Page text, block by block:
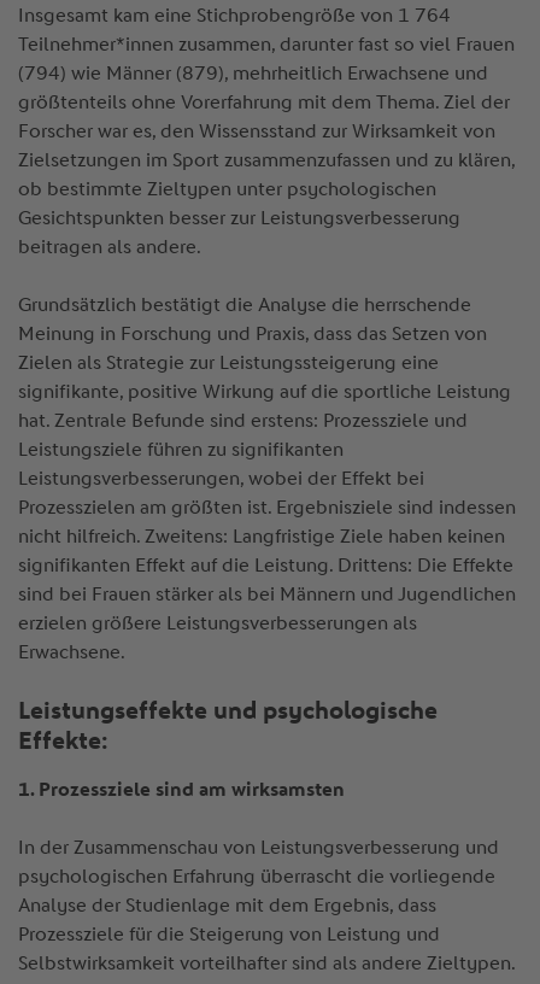
Insgesamt kam eine Stichprobengröße von 1 764
Teilnehmer*innen zusammen, darunter fast so viel Frauen
(794) wie Männer (879), mehrheitlich Erwachsene und
größtenteils ohne Vorerfahrung mit dem Thema. Ziel der
Forscher war es, den Wissensstand zur Wirksamkeit von
Zielsetzungen im Sport zusammenzufassen und zu klären,
ob bestimmte Zieltypen unter psychologischen
Gesichtspunkten besser zur Leistungsverbesserung
beitragen als andere.
Grundsätzlich bestätigt die Analyse die herrschende
Meinung in Forschung und Praxis, dass das Setzen von
Zielen als Strategie zur Leistungssteigerung eine
signifikante, positive Wirkung auf die sportliche Leistung
hat. Zentrale Befunde sind erstens: Prozessziele und
Leistungsziele führen zu signifikanten
Leistungsverbesserungen, wobei der Effekt bei
Prozesszielen am größten ist. Ergebnisziele sind indessen
nicht hilfreich. Zweitens: Langfristige Ziele haben keinen
signifikanten Effekt auf die Leistung. Drittens: Die Effekte
sind bei Frauen stärker als bei Männern und Jugendlichen
erzielen größere Leistungsverbesserungen als
Erwachsene.
Leistungseffekte und psychologische
Effekte:
1. Prozessziele sind am wirksamsten
In der Zusammenschau von Leistungsverbesserung und
psychologischen Erfahrung überrascht die vorliegende
Analyse der Studienlage mit dem Ergebnis, dass
Prozessziele für die Steigerung von Leistung und
Selbstwirksamkeit vorteilhafter sind als andere Zieltypen.